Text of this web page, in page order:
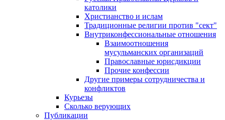
католики
Христианство и ислам
Традиционные религии против "сект"
Внутриконфессиональные отношения
Взаимоотношения
мусульманских организаций
Православные юрисдикции
Прочие конфессии
Другие примеры сотрудничества и
конфликтов
Курьезы
Сколько верующих
Публикации